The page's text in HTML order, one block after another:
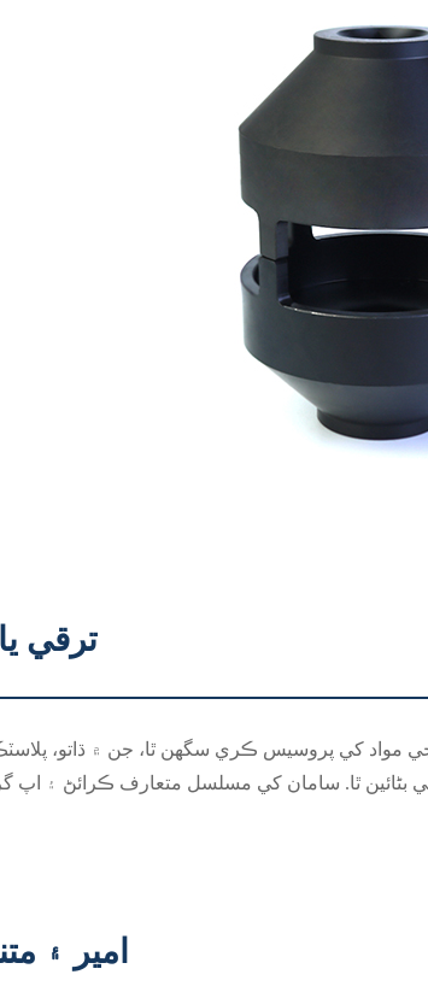
ترقي
کي پروسيس ڪري سگهن ٿا، جن ۾ ڌاتو،
بڻائين ٿا. سامان کي مسلسل متعارف ڪرائڻ ۽
امير ۽